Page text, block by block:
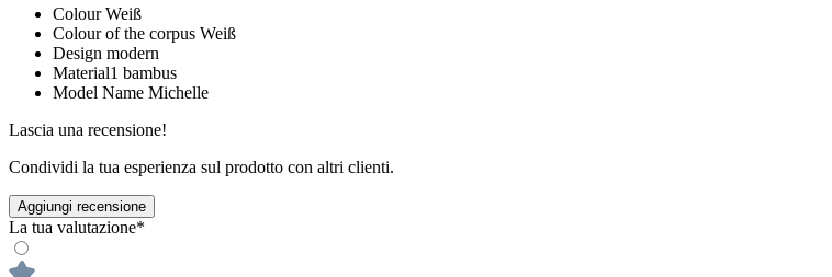
Colour Weiß
Colour of the corpus Weiß
Design modern
Material1 bambus
Model Name Michelle
Lascia una recensione!
Condividi la tua esperienza sul prodotto con altri clienti.
Aggiungi recensione
La tua valutazione*